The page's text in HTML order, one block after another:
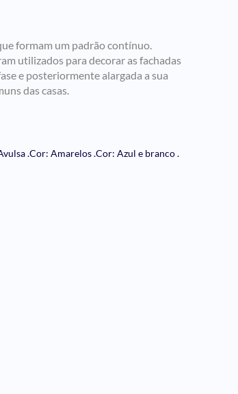
formam um padrão contínuo.
utilizados para decorar as fachadas
e posteriormente alargada a sua
das casas.
.Cor: Amarelos.Cor: Azul e branco.